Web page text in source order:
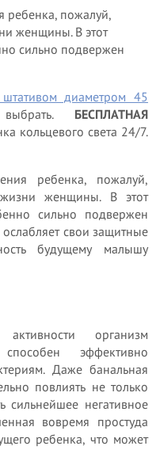
пожалуй,
женщины. В этот
сильно подвержен
диаметром 45
БЕСПЛАТНАЯ
кольцевого света 24/7.
ребенка, пожалуй,
женщины. В этот
сильно подвержен
свои защитные
будущему малышу
организм
эффективно
Даже банальная
повлиять не только
сильнейшее негативное
вовремя простуда
ребенка, что может